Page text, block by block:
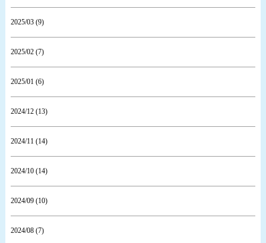
2025/03 (9)
2025/02 (7)
2025/01 (6)
2024/12 (13)
2024/11 (14)
2024/10 (14)
2024/09 (10)
2024/08 (7)